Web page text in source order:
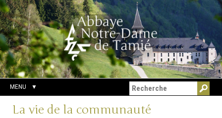
Aller
au
contenu.
|
Aller
à
la
navigation
Outils
personnels
Chercher par
Recherche
avancée…
MENU
Navigation
La vie de la communauté